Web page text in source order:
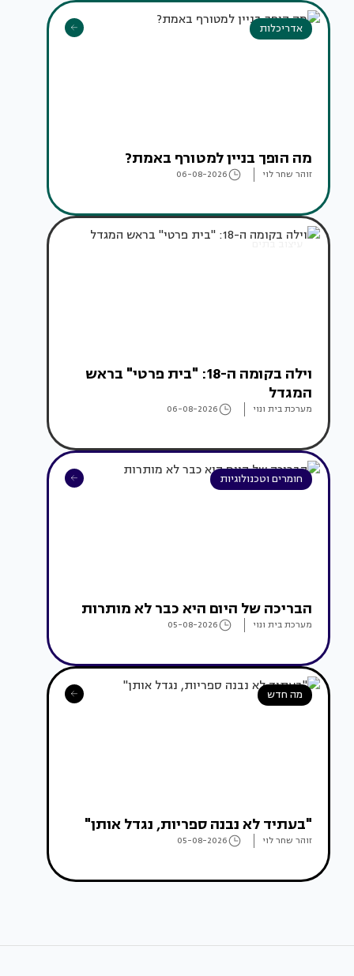
אדריכלות
מה הופך בניין למטורף באמת?
זוהר שחר לוי 06-08-2026
עיצוב בתים
וילה בקומה ה-18: "בית פרטי" בראש
המגדל
מערכת בית ונוי 06-08-2026
חומרים וטכנולוגיות
הבריכה של היום היא כבר לא מותרות
מערכת בית ונוי 05-08-2026
מה חדש
"בעתיד לא נבנה ספריות, נגדל אותן"
זוהר שחר לוי 05-08-2026